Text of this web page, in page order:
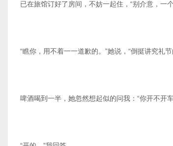
已在旅馆订好了房间，不妨一起住，“别介意，一
“瞧你，用不着一一道歉的。”她说，“倒挺讲究礼
啤酒喝到一半，她忽然想起似的问我：“你开不开